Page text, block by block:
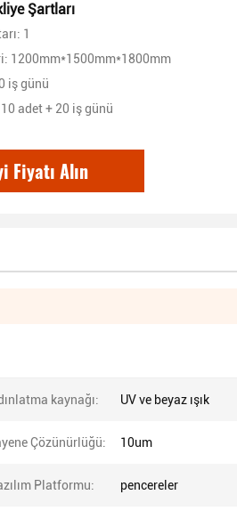
Şartları
1
1200mm*1500mm*1800mm
iş günü
adet + 20 iş günü
Fiyatı Alın
kaynağı: UV ve beyaz ışık
Çözünürlüğü: 10um
Platformu: pencereler